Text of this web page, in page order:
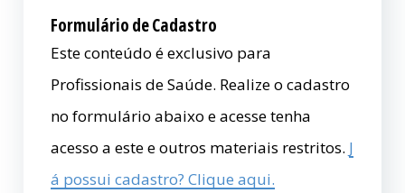
Formulário de Cadastro
Este conteúdo é exclusivo para
Profissionais de Saúde. Realize o cadastro
no formulário abaixo e acesse tenha
acesso a este e outros materiais restritos. J
á possui cadastro? Clique aqui.